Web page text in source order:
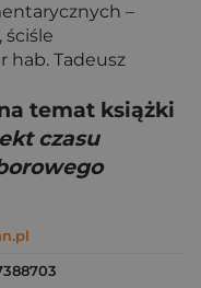
–
ściśle
hab. Tadeusz
temat książki
czasu